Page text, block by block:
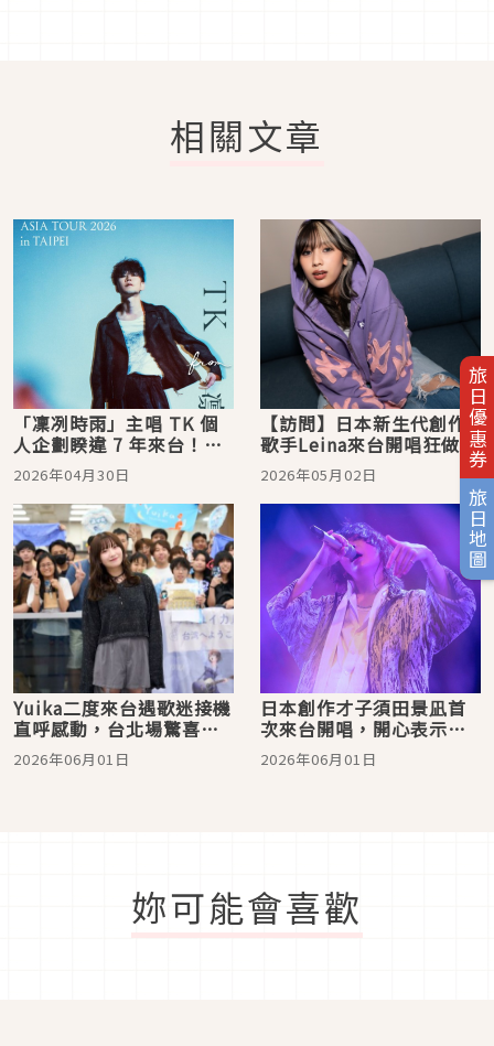
旅日優惠券
旅日地圖
相關文章
「凜冽時雨」主唱 TK 個
人企劃睽違 7 年來台！
〈unravel〉等神曲將再度
震撼樂迷感官
2026年04月30日
【訪問】日本新生代創作
歌手Leina來台開唱狂做功
課！為對發票學中文「想
中獎再回來」
2026年05月02日
Yuika二度來台遇歌迷接機
直呼感動，台北場驚喜獻
唱新歌〈Invisible
Youth〉嗨翻全場
2026年06月01日
日本創作才子須田景凪首
次來台開唱，開心表示
「靠音樂圓夢朝聖九份」
2026年06月01日
妳可能會喜歡